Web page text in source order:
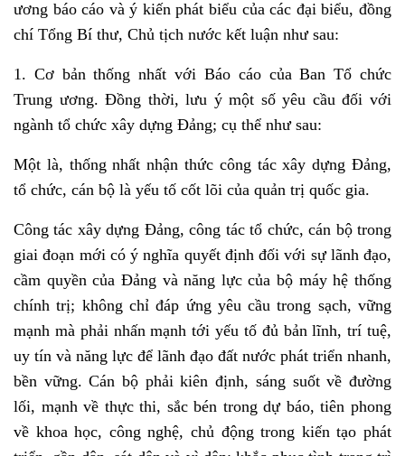
ương báo cáo và ý kiến phát biểu của các đại biểu, đồng
chí Tổng Bí thư, Chủ tịch nước kết luận như sau:
1. Cơ bản thống nhất với Báo cáo của Ban Tổ chức
Trung ương. Đồng thời, lưu ý một số yêu cầu đối với
ngành tổ chức xây dựng Đảng; cụ thể như sau:
Một là, thống nhất nhận thức công tác xây dựng Đảng,
tổ chức, cán bộ là yếu tố cốt lõi của quản trị quốc gia.
Công tác xây dựng Đảng, công tác tổ chức, cán bộ trong
giai đoạn mới có ý nghĩa quyết định đối với sự lãnh đạo,
cầm quyền của Đảng và năng lực của bộ máy hệ thống
chính trị; không chỉ đáp ứng yêu cầu trong sạch, vững
mạnh mà phải nhấn mạnh tới yếu tố đủ bản lĩnh, trí tuệ,
uy tín và năng lực để lãnh đạo đất nước phát triển nhanh,
bền vững. Cán bộ phải kiên định, sáng suốt về đường
lối, mạnh về thực thi, sắc bén trong dự báo, tiên phong
về khoa học, công nghệ, chủ động trong kiến tạo phát